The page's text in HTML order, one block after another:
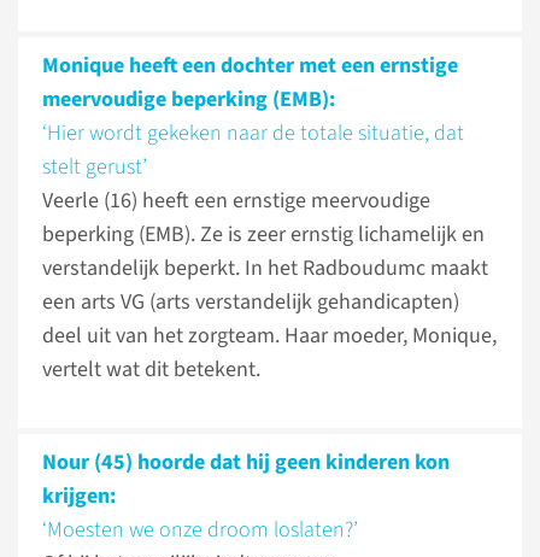
Monique heeft een dochter met een ernstige
meervoudige beperking (EMB):
‘Hier wordt gekeken naar de totale situatie, dat
stelt gerust’
Veerle (16) heeft een ernstige meervoudige
beperking (EMB). Ze is zeer ernstig lichamelijk en
verstandelijk beperkt. In het Radboudumc maakt
een arts VG (arts verstandelijk gehandicapten)
deel uit van het zorgteam. Haar moeder, Monique,
vertelt wat dit betekent.
Nour (45) hoorde dat hij geen kinderen kon
krijgen:
‘Moesten we onze droom loslaten?’